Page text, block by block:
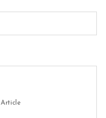
Article